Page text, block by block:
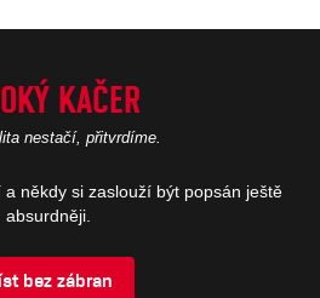
komu padni je
KAČER
nestačí, přitvrdíme.
někdy si zaslouží být popsán ještě
absurdněji.
bez zábran